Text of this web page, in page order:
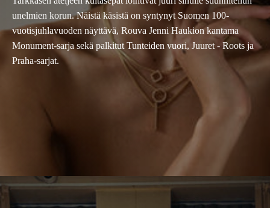
unelmien korun. Näistä käsistä on syntynyt Suomen 100-
vuotisjuhlavuoden näyttävä, Rouva Jenni Haukion kantama
Monument-sarja sekä palkitut Tunteiden vuori, Juuret - Roots ja
Praha-sarjat.